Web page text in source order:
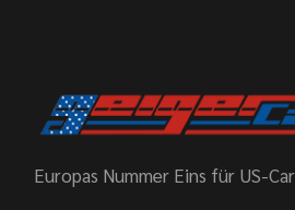
Europas Nummer Eins für US-